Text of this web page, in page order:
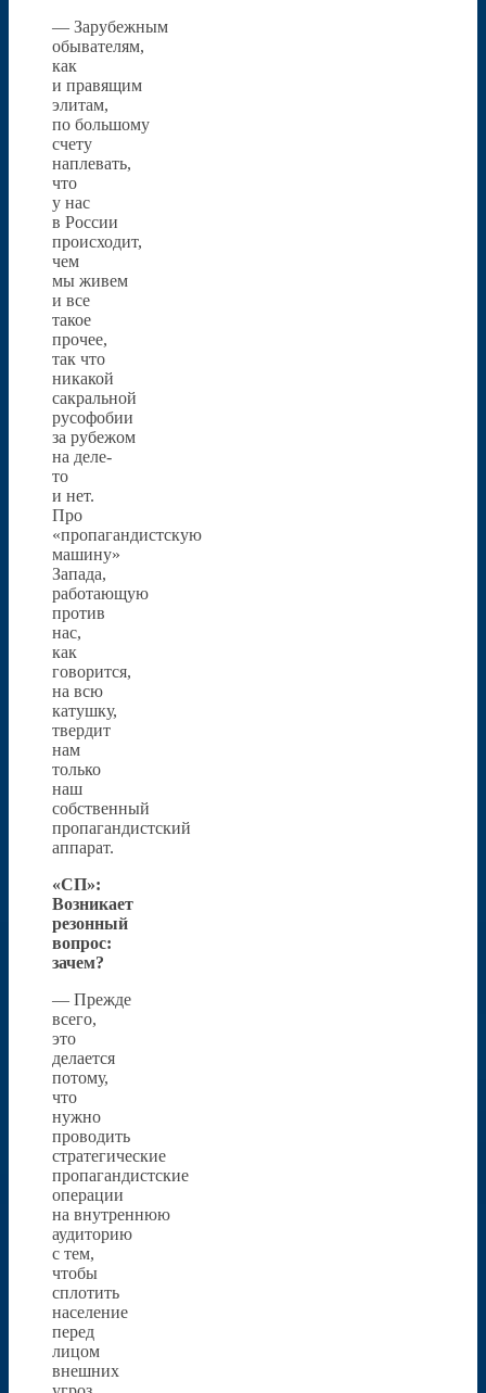
— Зарубежным
обывателям,
как
и правящим
элитам,
по большому
счету
наплевать,
что
у нас
в России
происходит,
чем
мы живем
и все
такое
прочее,
так что
никакой
сакральной
русофобии
за рубежом
на деле-
то
и нет.
Про
«пропагандистскую
машину»
Запада,
работающую
против
нас,
как
говорится,
на всю
катушку,
твердит
нам
только
наш
собственный
пропагандистский
аппарат.
«СП»:
Возникает
резонный
вопрос:
зачем?
— Прежде
всего,
это
делается
потому,
что
нужно
проводить
стратегические
пропагандистские
операции
на внутреннюю
аудиторию
с тем,
чтобы
сплотить
население
перед
лицом
внешних